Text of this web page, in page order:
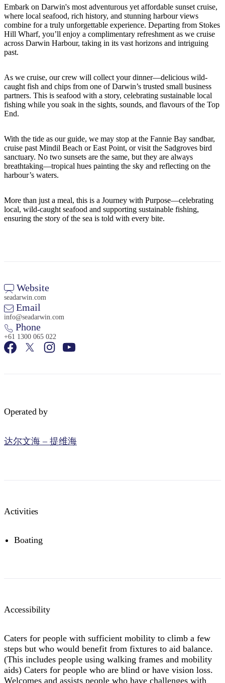
按
地
区
探
旅
行
规
划
工
具
搜
索:
Sign
up
Embark on Darwin's most adventurous yet affordable sunset cruise,
where local seafood, rich history, and stunning harbour views
combine for a truly unforgettable experience. Departing from Stokes
Hill Wharf, you’ll enjoy a complimentary refreshment as we cruise
across Darwin Harbour, taking in its vast horizons and intriguing
past.
As we cruise, our crew will collect your dinner—delicious wild-
caught fish and chips from one of Darwin’s trusted small business
partners. This is seafood with a story, celebrating sustainable local
fishing while you soak in the sights, sounds, and flavours of the Top
End.
With the tide as our guide, we may stop at the Fannie Bay sandbar,
cruise past Mindil Beach or East Point, or visit the Sadgroves bird
sanctuary. No two sunsets are the same, but they are always
breathtaking—tropical hues painting the sky and reflecting on the
harbour’s waters.
More than just a meal, this is a Journey with Purpose—celebrating
local, wild-caught seafood and supporting sustainable fishing,
ensuring the story of the sea is told with every bite.
Website
seadarwin.com
Email
info@seadarwin.com
Phone
+61 1300 065 022
Operated by
达尔文海 – 提维海
Activities
Boating
Accessibility
Caters for people with sufficient mobility to climb a few
steps but who would benefit from fixtures to aid balance.
(This includes people using walking frames and mobility
aids) Caters for people who are blind or have vision loss.
Welcomes and assists people who have challenges with